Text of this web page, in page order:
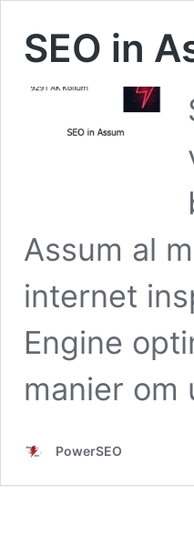
SEO in
Assum al
internet
Engine
manier
PowerSEO